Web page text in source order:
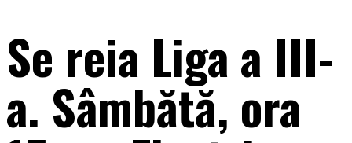
Se reia Liga a III-
a. Sâmbătă, ora